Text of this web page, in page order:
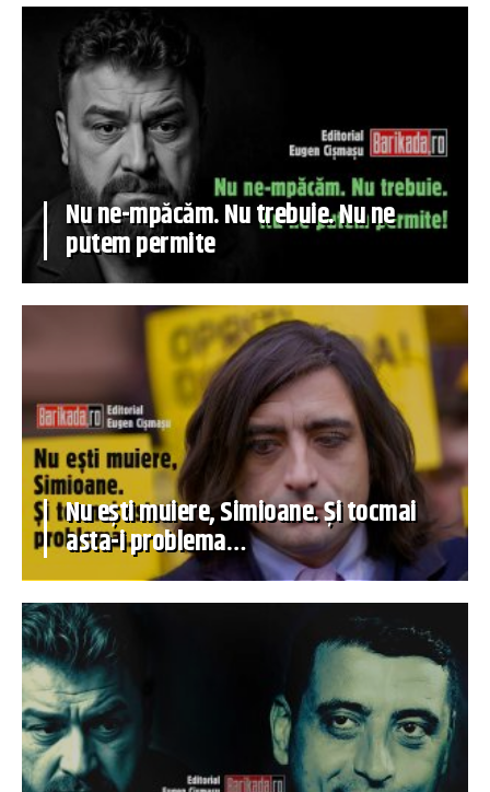
Nu ne-mpăcăm. Nu trebuie. Nu ne
putem permite
Nu ești muiere, Simioane. Și tocmai
asta-i problema…